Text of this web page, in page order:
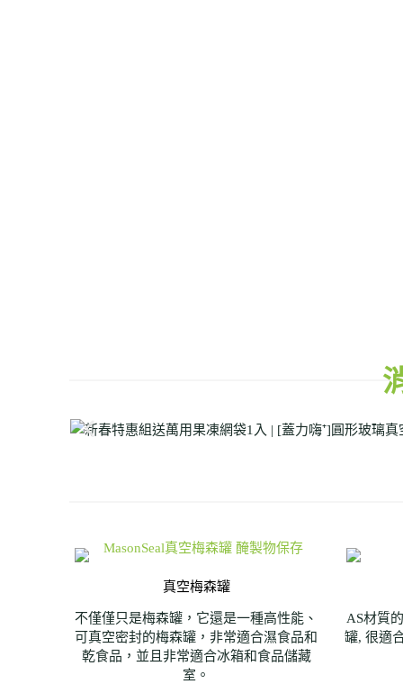
真空梅森罐
不僅僅只是梅森罐，它還是一種高性能、
可真空密封的梅森罐，非常適合濕食品和
乾食品，並且非常適合冰箱和食品儲藏
室。
AS材質
罐, 很適